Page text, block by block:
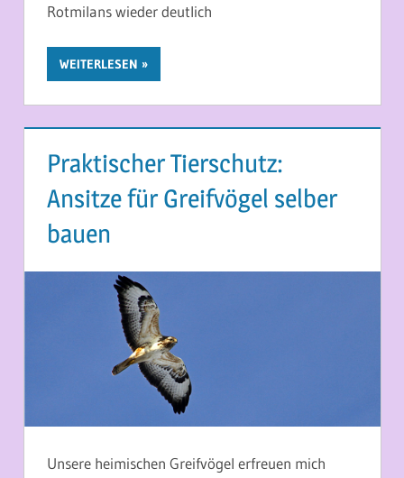
Rotmilans wieder deutlich
WEITERLESEN
Praktischer Tierschutz:
Ansitze für Greifvögel selber
bauen
14. MAI 2014
MARTINA BERG
Unsere heimischen Greifvögel erfreuen mich